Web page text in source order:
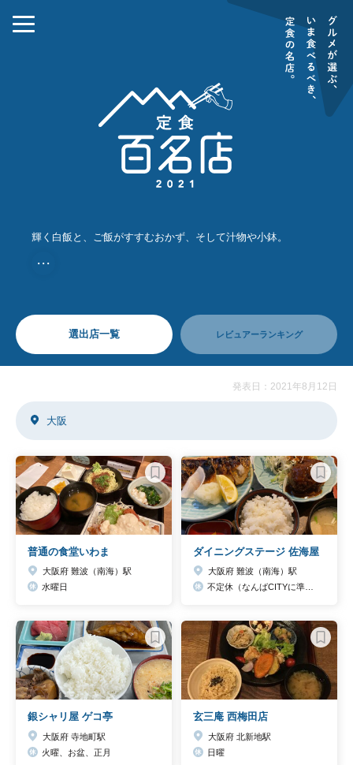
輝く白飯と、ご飯がすすむおかず、そして汁物や小鉢。
・・・
選出店一覧 レビュアーランキング
発表日：2021年8月12日
大阪
普通の食堂いわま
大阪府 難波（南海）駅
水曜日
ダイニングステージ 佐海屋
大阪府 難波（南海）駅
銀シャリ屋 ゲコ亭
大阪府 寺地町駅
火曜、お盆、正月
玄三庵 西梅田店
大阪府 北新地駅
日曜